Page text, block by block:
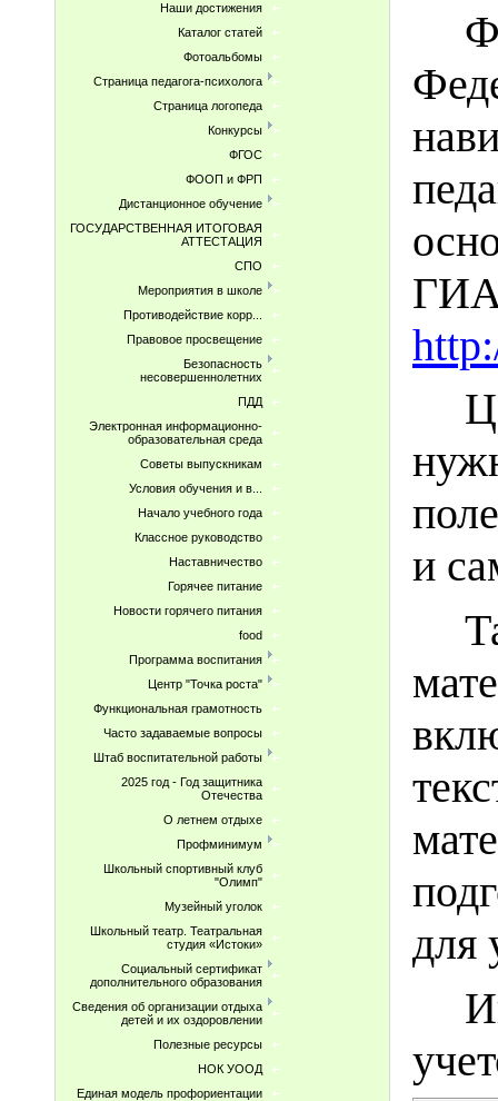
Наши достижения
Каталог статей
Фотоальбомы
Страница педагога-психолога
Страница логопеда
Конкурсы
ФГОС
ФООП и ФРП
Дистанционное обучение
ГОСУДАРСТВЕННАЯ ИТОГОВАЯ
АТТЕСТАЦИЯ
СПО
Мероприятия в школе
Противодействие корр...
Правовое просвещение
Безопасность
несовершеннолетних
ПДД
Электронная информационно-
образовательная среда
Советы выпускникам
Условия обучения и в...
Начало учебного года
Классное руководство
Наставничество
Горячее питание
Новости горячего питания
food
Программа воспитания
Центр "Точка роста"
Функциональная грамотность
Часто задаваемые вопросы
Штаб воспитательной работы
2025 год - Год защитника
Отечества
О летнем отдыхе
Профминимум
Школьный спортивный клуб
"Олимп"
Музейный уголок
Школьный театр. Театральная
студия «Истоки»
Социальный сертификат
дополнительного образования
Сведения об организации отдыха
детей и их оздоровлении
Полезные ресурсы
НОК УООД
Единая модель профориентации
и
для